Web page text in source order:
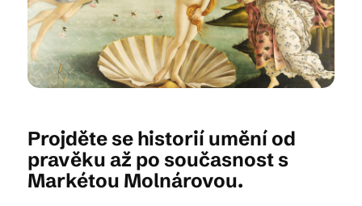
Praktické info
CS EN DE
Projděte se historií umění od
pravěku až po současnost s
Markétou Molnárovou.